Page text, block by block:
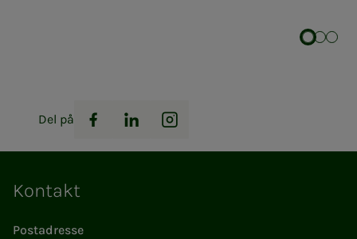
Del på
Facebook
LinkedInInstagram
Kontakt
Postadresse